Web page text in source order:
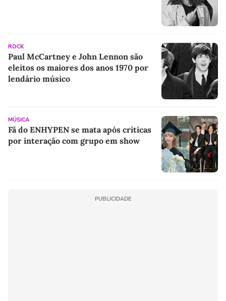
ROCK
Paul McCartney e John Lennon são
eleitos os maiores dos anos 1970 por
lendário músico
MÚSICA
Fã do ENHYPEN se mata após críticas
por interação com grupo em show
PUBLICIDADE